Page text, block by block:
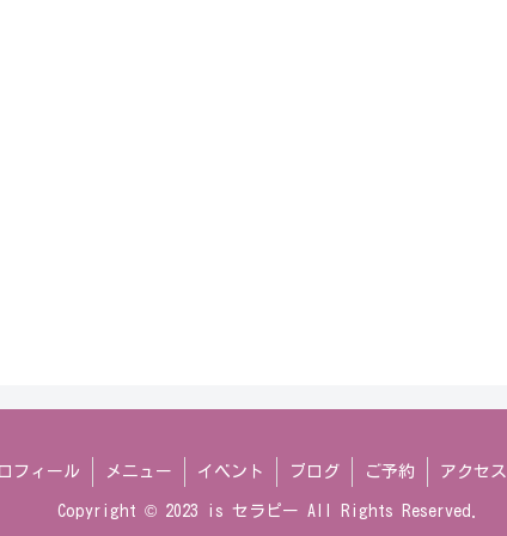
フィール メニュー イベント ブログ ご予約 アクセス
Copyright © 2023 is セラピー All Rights Reserved.